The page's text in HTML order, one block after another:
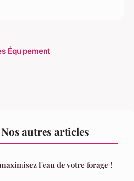
Équipement
autres articles
l'eau de votre forage !